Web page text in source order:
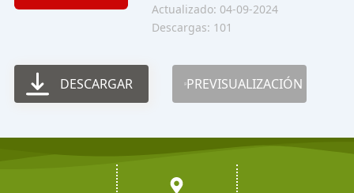
Actualizado: 04-09-2024
Descargas: 101
DESCARGAR PREVISUALIZACIÓN